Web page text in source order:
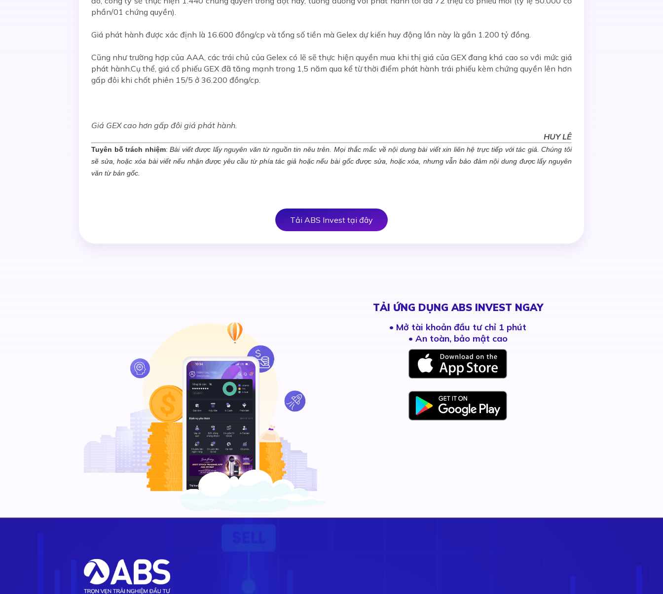
phần/01 chứng quyền).
Giá phát hành được xác định là 16.600 đồng/cp và tổng số tiền mà Gelex dự kiến huy động lần này là gần 1.200 tỷ đồng.
Cũng như trường hợp của AAA, các trái chủ của Gelex có lẽ sẽ thực hiện quyền mua khi thị giá của GEX đang khá cao so với mức giá
phát hành.Cụ thể, giá cổ phiếu GEX đã tăng mạnh trong 1,5 năm qua kể từ thời điểm phát hành trái phiếu kèm chứng quyền lên hơn
gấp đôi khi chốt phiên 15/5 ở 36.200 đồng/cp.
Giá GEX cao hơn gấp đôi giá phát hành.
HUY LÊ
Tuyên bố trách nhiệm:Bài viết được lấy nguyên văn từ nguồn tin nêu trên. Mọi thắc mắc về nội dung bài viết xin liên hệ trực tiếp với tác giả. Chúng tôi
sẽ sửa, hoặc xóa bài viết nếu nhận được yêu cầu từ phía tác giả hoặc nếu bài gốc được sửa, hoặc xóa, nhưng vẫn bảo đảm nội dung được lấy nguyên
văn từ bản gốc.
Tải ABS Invest tại đây
TẢI ỨNG DỤNG ABS INVEST NGAY
• Mở tài khoản đầu tư chỉ 1 phút
• An toàn, bảo mật cao